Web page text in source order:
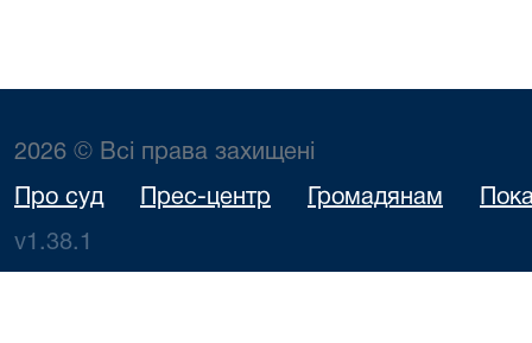
2026 © Всі права захищені
Про суд Прес-центр Громадянам
v1.38.1